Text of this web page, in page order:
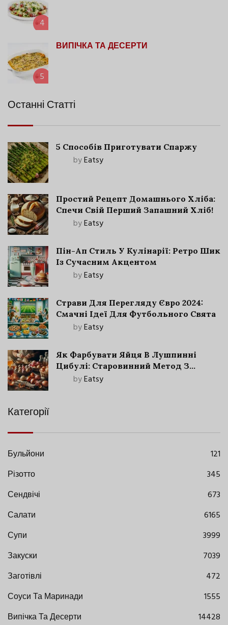
4
5
ВИПІЧКА ТА ДЕСЕРТИ
Останні Статті
5 Способів Приготувати Спаржу
byEatsy
Простий Рецепт Домашнього Хліба:
Спечи Свій Перший Запашний Хліб!
byEatsy
Пін-Ап Стиль У Кулінарії: Ретро Шик
Із Сучасним Акцентом
byEatsy
Страви Для Перегляду Євро 2024:
Смачні Ідеї Для Футбольного Свята
byEatsy
Як Фарбувати Яйця В Лушпинні
Цибулі: Старовинний Метод З
Сучасними Нюансами
byEatsy
Категорії
Бульйони
121
Різотто
345
Сендвічі
673
Салати
6165
Супи
3999
Закуски
7039
Заготівлі
472
Соуси Та Маринади
1555
Випічка Та Десерти
14428